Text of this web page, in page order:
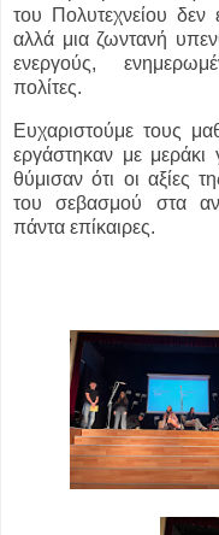
του Πολυτεχνείου δεν
αλλά μια ζωντανή
ενεργούς,
πολίτες.
Ευχαριστούμε τους
εργάστηκαν με
θύμισαν ότι οι αξίες
του σεβασμού στα
πάντα επίκαιρες.